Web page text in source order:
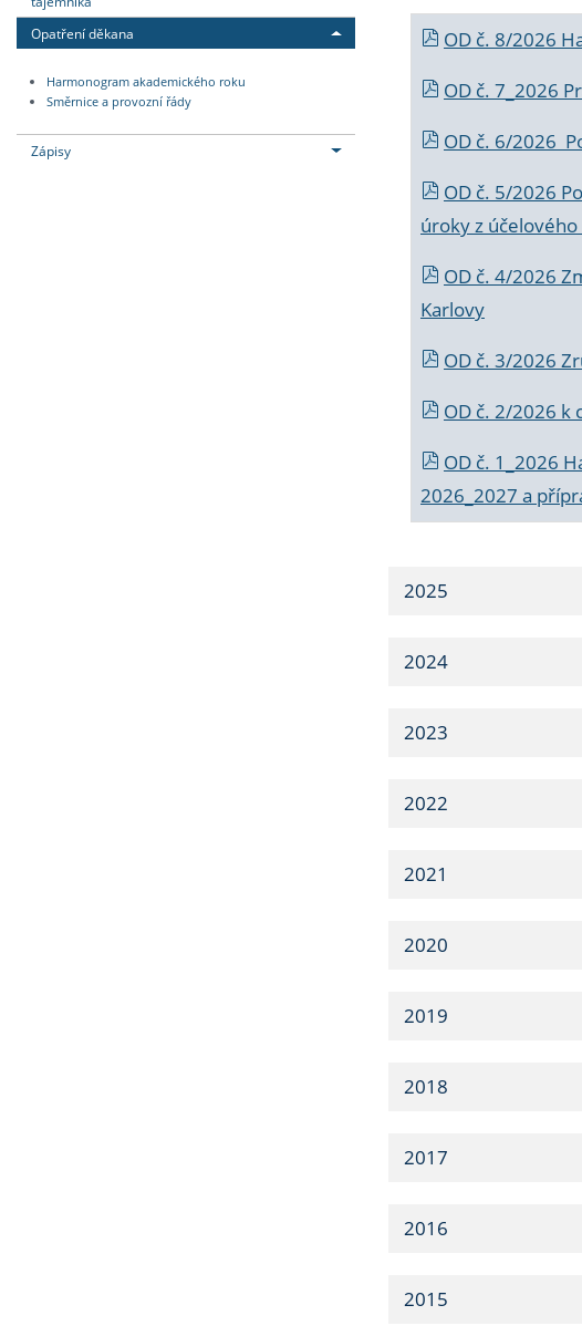
Opatření děkana
Harmonogram akademického roku
Směrnice a provozní řády
Zápisy
OD č. 8/2026
OD č. 7_2026
OD č. 6/2026
OD č. 5/2026
úroky z
OD č. 4/2026
Karlovy
OD č. 3/2026
OD č. 2/2026 k
OD č. 1_2026
2026_2027 a
2025
2024
2023
2022
2021
2020
2019
2018
2017
2016
2015